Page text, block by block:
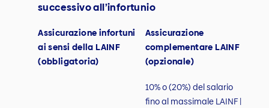
successivo all’infortunio
Assicurazione infortuni
ai sensi della LAINF
(obbligatoria)
Assicurazione
complementare LAINF
(opzionale)
10% o (20%) del salario
fino al massimale LAINF |